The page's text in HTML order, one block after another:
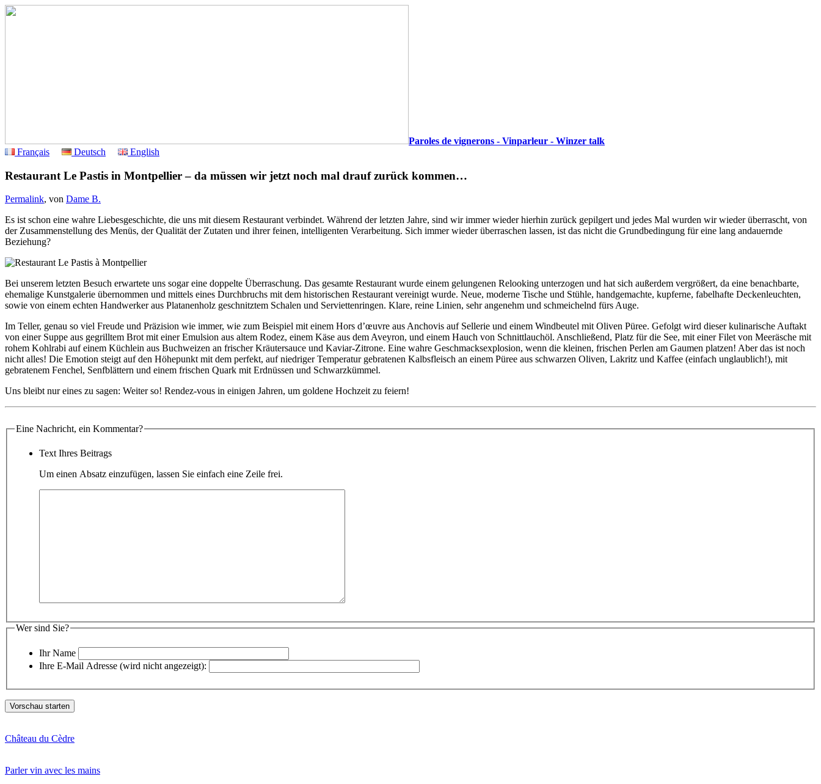
Paroles de vignerons - Vinparleur - Winzer talk
Français
Deutsch English
Restaurant Le Pastis in Montpellier – da müssen wir jetzt noch mal drauf zurück kommen…
Permalink, von Dame B.
Es ist schon eine wahre Liebesgeschichte, die uns mit diesem Restaurant verbindet. Während der letzten Jahre, sind wir immer wieder hierhin zurück gepilgert und jedes Mal wurden wir wieder überrascht, von
der Zusammenstellung des Menüs, der Qualität der Zutaten und ihrer feinen, intelligenten Verarbeitung. Sich immer wieder überraschen lassen, ist das nicht die Grundbedingung für eine lang andauernde
Beziehung?
Bei unserem letzten Besuch erwartete uns sogar eine doppelte Überraschung. Das gesamte Restaurant wurde einem gelungenen Relooking unterzogen und hat sich außerdem vergrößert, da eine benachbarte,
ehemalige Kunstgalerie übernommen und mittels eines Durchbruchs mit dem historischen Restaurant vereinigt wurde. Neue, moderne Tische und Stühle, handgemachte, kupferne, fabelhafte Deckenleuchten,
sowie von einem echten Handwerker aus Platanenholz geschnitztem Schalen und Serviettenringen. Klare, reine Linien, sehr angenehm und schmeichelnd fürs Auge.
Im Teller, genau so viel Freude und Präzision wie immer, wie zum Beispiel mit einem Hors d’œuvre aus Anchovis auf Sellerie und einem Windbeutel mit Oliven Püree. Gefolgt wird dieser kulinarische Auftakt
von einer Suppe aus gegrilltem Brot mit einer Emulsion aus altem Rodez, einem Käse aus dem Aveyron, und einem Hauch von Schnittlauchöl. Anschließend, Platz für die See, mit einer Filet von Meeräsche mit
rohem Kohlrabi auf einem Küchlein aus Buchweizen an frischer Kräutersauce und Kaviar-Zitrone. Eine wahre Geschmacksexplosion, wenn die kleinen, frischen Perlen am Gaumen platzen! Aber das ist noch
nicht alles! Die Emotion steigt auf den Höhepunkt mit dem perfekt, auf niedriger Temperatur gebratenen Kalbsfleisch an einem Püree aus schwarzen Oliven, Lakritz und Kaffee (einfach unglaublich!), mit
gebratenem Fenchel, Senfblättern und einem frischen Quark mit Erdnüssen und Schwarzkümmel.
Uns bleibt nur eines zu sagen: Weiter so! Rendez-vous in einigen Jahren, um goldene Hochzeit zu feiern!
Eine Nachricht, ein Kommentar?
Text Ihres Beitrags
Um einen Absatz einzufügen, lassen Sie einfach eine Zeile frei.
Wer sind Sie?
Ihr Name
Ihre E-Mail Adresse (wird nicht angezeigt):
Château du Cèdre
Parler vin avec les mains